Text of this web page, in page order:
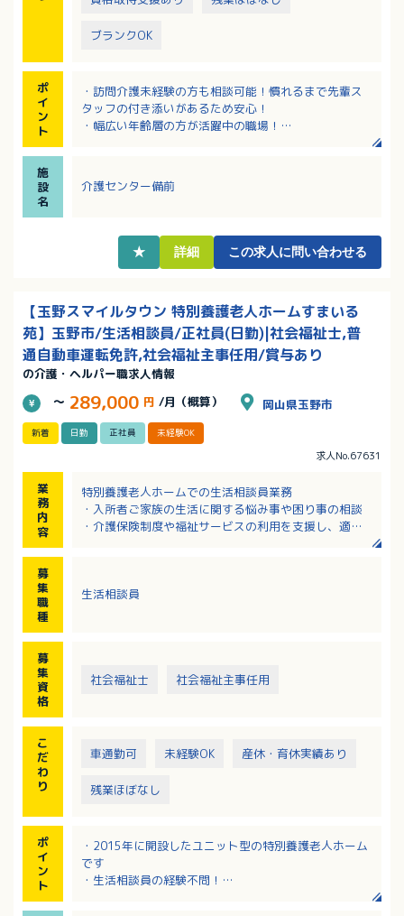
ブランクOK
ポ
イ
ン
ト
・訪問介護未経験の方も相談可能！慣れるまで先輩ス
タッフの付き添いがあるため安心！
・幅広い年齢層の方が活躍中の職場！
層別研修でしっかりキャリアアップ！
施
設
名
介護センター備前
★ 詳細 この求人に問い合わせる
【玉野スマイルタウン 特別養護老人ホームすまいる
苑】玉野市/生活相談員/正社員(日勤)|社会福祉士,普
通自動車運転免許,社会福祉主事任用/賞与あり
の介護・ヘルパー職求人情報
～ 289,000 円 /月（概算） 岡山県玉野市
新着 日勤 正社員 未経験OK
求人No.67631
業
務
内
容
特別養護老人ホームでの生活相談員業務
・入所者ご家族の生活に関する悩み事や困り事の相談
・介護保険制度や福祉サービスの利用を支援し、適切
・送迎業務など
募
集
職
種
生活相談員
募
集
資
格
社会福祉士 社会福祉主事任用
こ
だ
わ
り
車通勤可 未経験OK 産休・育休実績あり
残業ほぼなし
ポ
イ
ン
ト
・2015年に開設したユニット型の特別養護老人ホーム
です
・生活相談員の経験不問！